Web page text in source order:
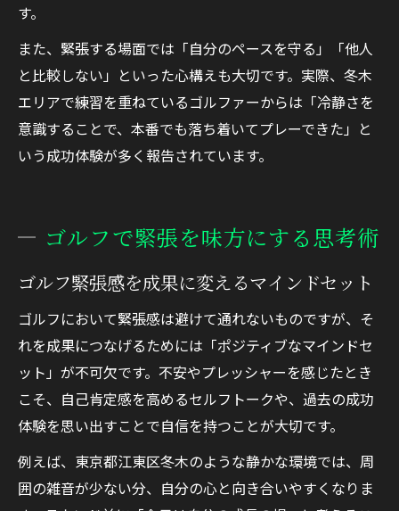
す。
また、緊張する場面では「自分のペースを守る」「他人
と比較しない」といった心構えも大切です。実際、冬木
エリアで練習を重ねているゴルファーからは「冷静さを
意識することで、本番でも落ち着いてプレーできた」と
いう成功体験が多く報告されています。
ゴルフで緊張を味方にする思考術
ゴルフ緊張感を成果に変えるマインドセット
ゴルフにおいて緊張感は避けて通れないものですが、そ
れを成果につなげるためには「ポジティブなマインドセ
ット」が不可欠です。不安やプレッシャーを感じたとき
こそ、自己肯定感を高めるセルフトークや、過去の成功
体験を思い出すことで自信を持つことが大切です。
例えば、東京都江東区冬木のような静かな環境では、周
囲の雑音が少ない分、自分の心と向き合いやすくなりま